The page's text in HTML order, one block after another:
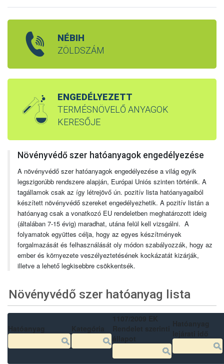
NÉBIH
ZÖLDSZÁM
ENGEDÉLYEZETT
TERMÉSNÖVELŐ ANYAGOK
KERESŐJE
Növényvédő szer hatóanyagok engedélyezése
A növényvédő szer hatóanyagok engedélyezése a világ egyik
legszigorúbb rendszere alapján, Európai Uniós szinten történik. A
tagállamok csak az így létrejövő ún. pozitív lista hatóanyagaiból
készített növényvédő szereket engedélyezhetik. A pozitív listán a
hatóanyag csak a vonatkozó EU rendeletben meghatározott ideig
(általában 7-15 évig) maradhat, utána felül kell vizsgálni. A
folyamatok együttes célja, hogy az egyes készítmények
forgalmazását és felhasználását oly módon szabályozzák, hogy az
ember és környezete veszélyeztetésének kockázatát kizárják,
illetve a lehető legkisebbre csökkentsék.
Növényvédő szer hatóanyag lista